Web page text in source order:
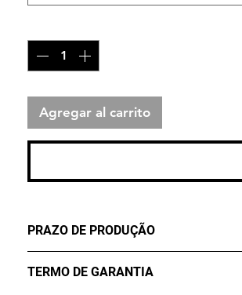
Agregar al carrito
PRAZO DE PRODUÇÃO
confirmação do pagamento.
TERMO DE GARANTIA